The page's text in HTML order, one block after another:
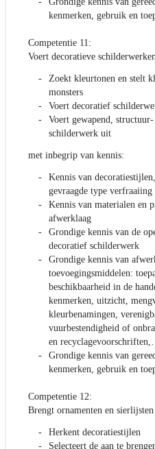
kenmerken, gebruik en
Competentie 11:
Voert decoratieve
Zoekt kleurtonen en stelt
monsters
Voert decoratief
Voert gewapend,
schilderwerk uit
met inbegrip van kennis:
Kennis van
gevraagde type verfraaiing
Kennis van materialen en
afwerklaag
Grondige kennis van de
decoratief schilderwerk
Grondige kennis van
toevoegingsmiddelen:
beschikbaarheid in de
kenmerken, uitzicht,
kleurbenamingen,
vuurbestendigheid of
en
Grondige kennis van
kenmerken, gebruik en
Competentie 12:
Brengt ornamenten en sierlijsten
Herkent decoratiestijlen
Selecteert de aan te